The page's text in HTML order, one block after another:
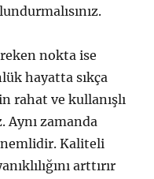
nokta ise
hayatta sıkça
rahat ve kullanışlı
Aynı zamanda
Kaliteli
arttırır